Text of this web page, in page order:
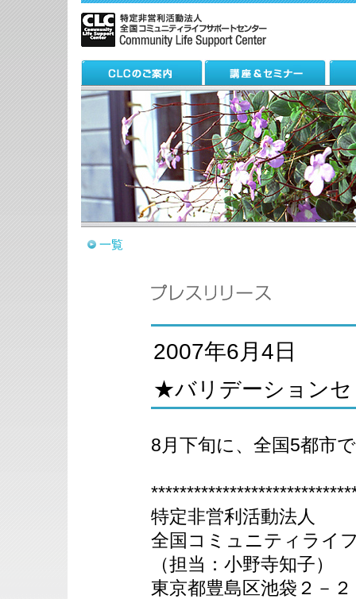
一覧
2007年6月4日
★バリデーションセ
8月下旬に、全国5都市
特定非営利活動法人
全国コミュニティライ
（担当：小野寺知子）
東京都豊島区池袋２－